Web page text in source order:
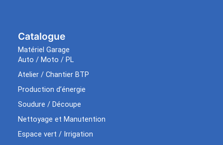
Catalogue
Matériel Garage
Auto / Moto / PL
Atelier / Chantier BTP
Production d’énergie
Soudure / Découpe
Nettoyage et Manutention
Espace vert / Irrigation